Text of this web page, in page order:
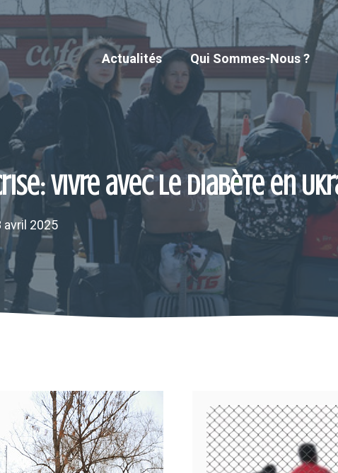
Actualités Qui Sommes-Nous ?
vivre avec le diabète en
avril 2025